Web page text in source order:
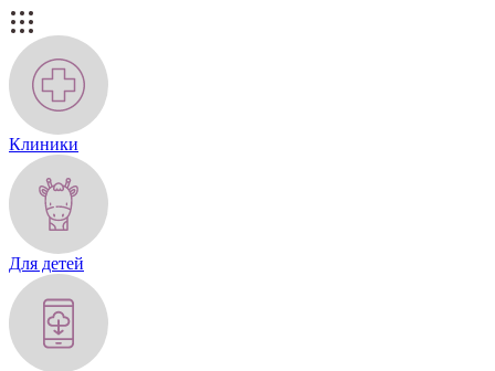
Клиники
Для детей